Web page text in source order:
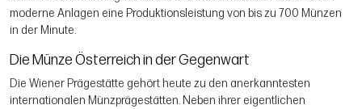
moderne Anlagen eine Produktionsleistung von bis zu 700 Münzen
in der Minute.
Die Münze Österreich in der Gegenwart
Die Wiener Prägestätte gehört heute zu den anerkanntesten
internationalen Münzprägestätten. Neben ihrer eigentlichen